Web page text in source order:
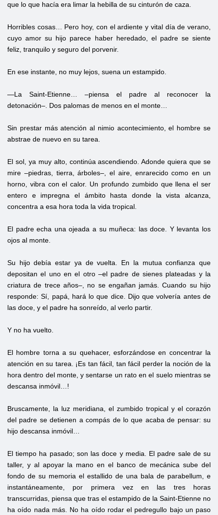
que lo que hacía era limar la hebilla de su cinturón de caza.
Horribles cosas… Pero hoy, con el ardiente y vital día de verano,
cuyo amor su hijo parece haber heredado, el padre se siente
feliz, tranquilo y seguro del porvenir.
En ese instante, no muy lejos, suena un estampido.
—La Saint-Etienne… –piensa el padre al reconocer la
detonación–. Dos palomas de menos en el monte…
Sin prestar más atención al nimio acontecimiento, el hombre se
abstrae de nuevo en su tarea.
El sol, ya muy alto, continúa ascendiendo. Adonde quiera que se
mire –piedras, tierra, árboles–, el aire, enrarecido como en un
horno, vibra con el calor. Un profundo zumbido que llena el ser
entero e impregna el ámbito hasta donde la vista alcanza,
concentra a esa hora toda la vida tropical.
El padre echa una ojeada a su muñeca: las doce. Y levanta los
ojos al monte.
Su hijo debía estar ya de vuelta. En la mutua confianza que
depositan el uno en el otro –el padre de sienes plateadas y la
criatura de trece años–, no se engañan jamás. Cuando su hijo
responde: Sí, papá, hará lo que dice. Dijo que volvería antes de
las doce, y el padre ha sonreído, al verlo partir.
Y no ha vuelto.
El hombre torna a su quehacer, esforzándose en concentrar la
atención en su tarea. ¡Es tan fácil, tan fácil perder la noción de la
hora dentro del monte, y sentarse un rato en el suelo mientras se
descansa inmóvil…!
Bruscamente, la luz meridiana, el zumbido tropical y el corazón
del padre se detienen a compás de lo que acaba de pensar: su
hijo descansa inmóvil…
El tiempo ha pasado; son las doce y media. El padre sale de su
taller, y al apoyar la mano en el banco de mecánica sube del
fondo de su memoria el estallido de una bala de parabellum, e
instantáneamente, por primera vez en las tres horas
transcurridas, piensa que tras el estampido de la Saint-Etienne no
ha oído nada más. No ha oído rodar el pedregullo bajo un paso